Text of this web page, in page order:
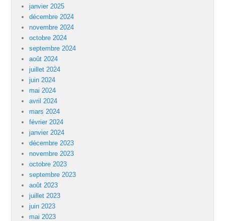
janvier 2025
décembre 2024
novembre 2024
octobre 2024
septembre 2024
août 2024
juillet 2024
juin 2024
mai 2024
avril 2024
mars 2024
février 2024
janvier 2024
décembre 2023
novembre 2023
octobre 2023
septembre 2023
août 2023
juillet 2023
juin 2023
mai 2023